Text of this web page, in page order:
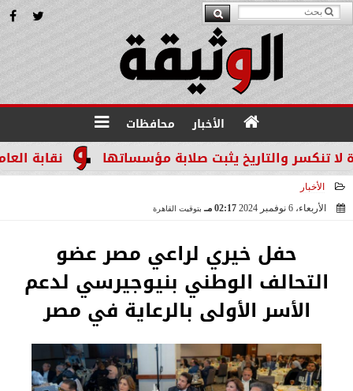
الأخبار محافظات
نقابة والتاريخ يثبت صلابة مؤسساتها
الأخبار
الأربعاء، 6 نوفمبر 2024
02:17 مـ بتوقيت القاهرة
حفل خيري لراعي مصر عضو
التحالف الوطني بنيوجيرسي لدعم
الأسر الأولى بالرعاية في مصر